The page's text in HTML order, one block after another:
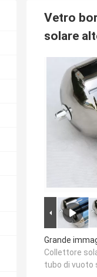
Vetro
solare
Grande
Collettore
tubo di vuoto